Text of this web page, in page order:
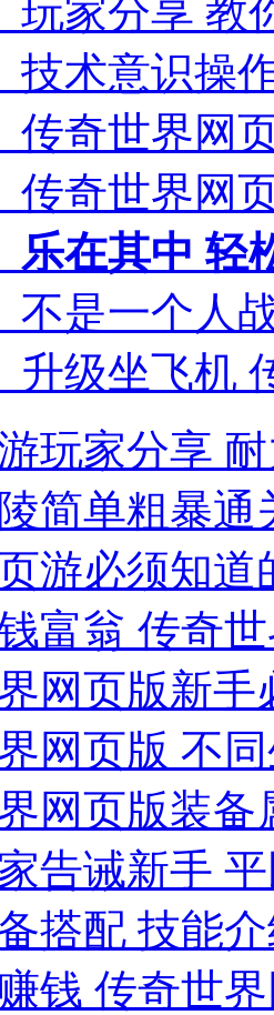
玩家分享 教
技术意识操
传奇世界网
传奇世界网
乐在其中 轻
不是一个人
升级坐飞机
玩家分享
简单粗暴通
游必须知
富翁 传奇
网页版新
网页版 不
网页版装
告诫新手
搭配 技能
钱 传奇世